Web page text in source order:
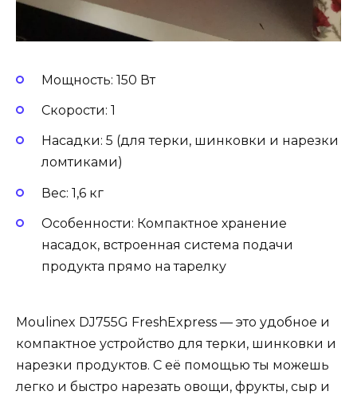
Мощность: 150 Вт
Скорости: 1
Насадки: 5 (для терки, шинковки и нарезки
ломтиками)
Вес: 1,6 кг
Особенности: Компактное хранение
насадок, встроенная система подачи
продукта прямо на тарелку
Moulinex DJ755G FreshExpress — это удобное и
компактное устройство для терки, шинковки и
нарезки продуктов. С её помощью ты можешь
легко и быстро нарезать овощи, фрукты, сыр и